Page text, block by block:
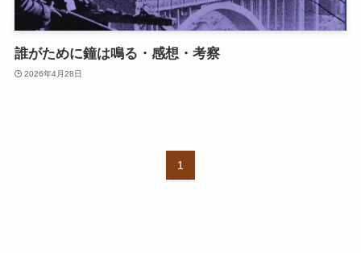
誰がために鐘は鳴る・感想・考察
2026年4月28日
1